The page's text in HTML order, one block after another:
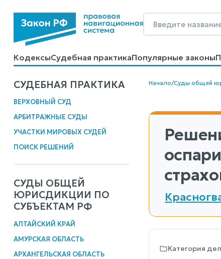
КодексыСудебная практикаПопулярные законы
КалькуляторыСправочные материалыОбразцы
СУДЕБНАЯ ПРАКТИКА
ВЕРХОВНЫЙ СУД
АРБИТРАЖНЫЕ СУДЫ
УЧАСТКИ МИРОВЫХ СУДЕЙ
ПОИСК РЕШЕНИЙ
СУДЫ ОБЩЕЙ
ЮРИСДИКЦИИ ПО
СУБЪЕКТАМ РФ
АЛТАЙСКИЙ КРАЙ
АМУРСКАЯ ОБЛАСТЬ
АРХАНГЕЛЬСКАЯ ОБЛАСТЬ
Начало/Суды общей
Категория